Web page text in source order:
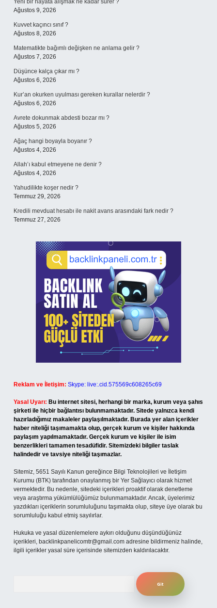
Yeni bir hayata alışmak ne kadar sürer ?
Ağustos 9, 2026
Kuvvet kaçıncı sınıf ?
Ağustos 8, 2026
Matematikte bağımlı değişken ne anlama gelir ?
Ağustos 7, 2026
Düşünce kalça çıkar mı ?
Ağustos 6, 2026
Kur’an okurken uyulması gereken kurallar nelerdir ?
Ağustos 6, 2026
Avrete dokunmak abdesti bozar mı ?
Ağustos 5, 2026
Ağaç hangi boyayla boyanır ?
Ağustos 4, 2026
Allah’ı kabul etmeyene ne denir ?
Ağustos 4, 2026
Yahudilikte koşer nedir ?
Temmuz 29, 2026
Kredili mevduat hesabı ile nakit avans arasındaki fark nedir ?
Temmuz 27, 2026
Reklam ve İletişim: Skype: live:.cid.575569c608265c69
Yasal Uyarı: Bu internet sitesi, herhangi bir marka, kurum veya şahıs
şirketi ile hiçbir bağlantısı bulunmamaktadır. Sitede yalnızca kendi
hazırladığımız makaleler paylaşılmaktadır. Burada yer alan içerikler
haber niteliği taşımamakta olup, gerçek kurum ve kişiler hakkında
paylaşım yapılmamaktadır. Gerçek kurum ve kişiler ile isim
benzerlikleri tamamen tesadüfidir. Sitemizdeki bilgiler taslak
halindedir ve tavsiye niteliği taşımazlar.
Sitemiz, 5651 Sayılı Kanun gereğince Bilgi Teknolojileri ve İletişim
Kurumu (BTK) tarafından onaylanmış bir Yer Sağlayıcı olarak hizmet
vermektedir. Bu nedenle, sitedeki içerikleri proaktif olarak denetleme
veya araştırma yükümlülüğümüz bulunmamaktadır. Ancak, üyelerimiz
yazdıkları içeriklerin sorumluluğunu taşımakta olup, siteye üye olarak bu
sorumluluğu kabul etmiş sayılırlar.
Hukuka ve yasal düzenlemelere aykırı olduğunu düşündüğünüz
içerikleri, backlinkpanelicomtr@gmail.com adresine bildirmeniz halinde,
ilgili içerikler yasal süre içerisinde sitemizden kaldırılacaktır.